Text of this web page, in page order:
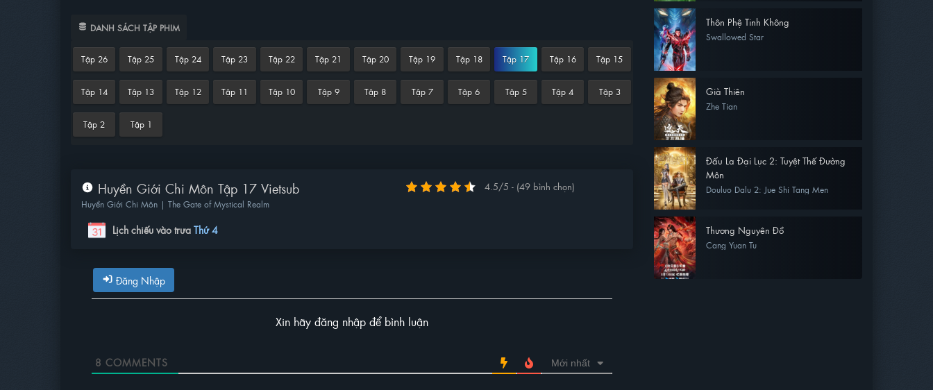
DANH SÁCH TẬP PHIM
Tập 26 Tập 25 Tập 24 Tập 23 Tập 22 Tập 21 Tập 20 Tập 19 Tập 18 Tập 17 Tập 16 Tập 15
Tập 14 Tập 13 Tập 12 Tập 11 Tập 10 Tập 9 Tập 8 Tập 7 Tập 6 Tập 5 Tập 4 Tập 3
Tập 2 Tập 1
Huyền Giới Chi Môn Tập 17 Vietsub
Huyền Giới Chi Môn | The Gate of Mystical Realm
Lịch chiếu vào trưa Thứ 4
4.5/5 - (49 bình chọn)
Đăng Nhập
Xin hãy đăng nhập để bình luận
8 COMMENTS Mới nhất
Thôn Phệ Tinh Không
Swallowed Star
Già Thiên
Zhe Tian
Đấu La Đại Lục 2: Tuyệt Thế Đường
Môn
Douluo Dalu 2: Jue Shi Tang Men
Thương Nguyên Đồ
Cang Yuan Tu